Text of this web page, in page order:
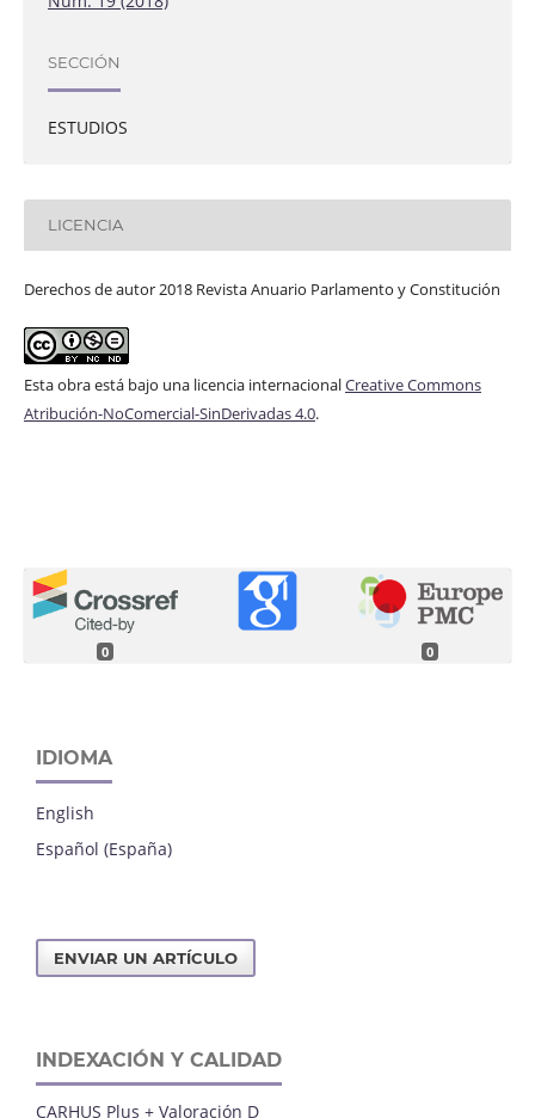
SECCIÓN
ESTUDIOS
LICENCIA
Derechos de autor 2018 Revista Anuario Parlamento y Constitución
Esta obra está bajo una licencia internacionalCreative Commons
Atribución-NoComercial-SinDerivadas 4.0.
0 0
IDIOMA
English
Español (España)
ENVIAR UN ARTÍCULO
INDEXACIÓN Y CALIDAD
CARHUS Plus + Valoración D